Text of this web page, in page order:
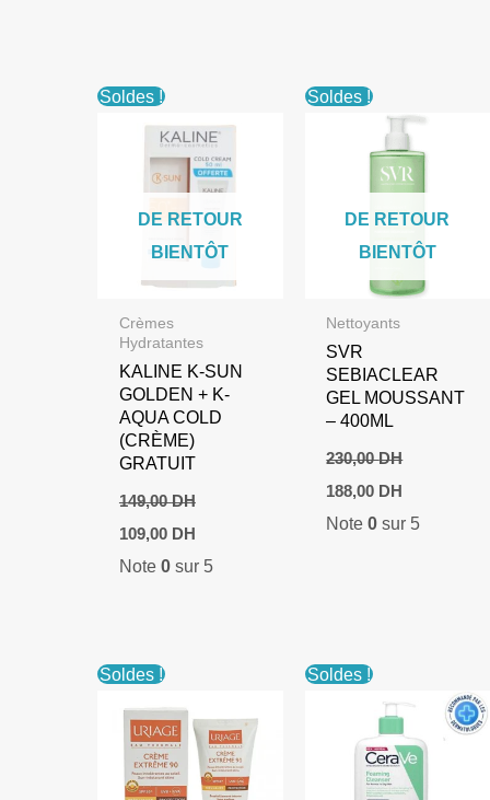
Soldes !
DE RETOUR
BIENTÔT
Crèmes
Hydratantes
KALINE K-SUN
GOLDEN + K-
AQUA COLD
(CRÈME)
GRATUIT
149,00DH
Le
prix
initial
109,00 DHLe
actuel
Note 0sur 5
Soldes !
DE RETOUR
BIENTÔT
Nettoyants
SVR
SEBIACLEAR
GEL MOUSSANT
– 400ML
230,00DH
Le
prix
initial
188,00 DH
actuel
Note0 sur 5
Soldes ! Soldes !